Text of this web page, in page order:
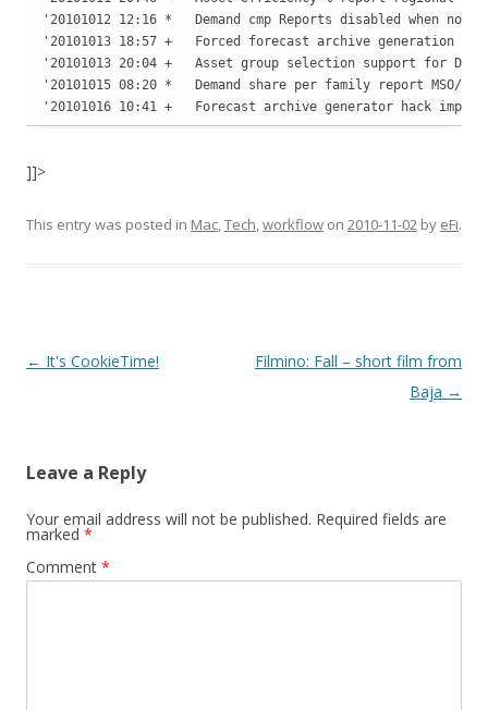
'20101012 12:16 *   Demand cmp Reports disabled when no SF
'20101013 18:57 +   Forced forecast archive
'20101013 20:04 +   Asset group selection support for
'20101015 08:20 *   Demand share per family report MSO/
'20101016 10:41 +   Forecast archive generator hack
]]>
This entry was posted in Mac,Tech,workflow on 2010-11-02 by eFi.
Post
← It's CookieTime!
Filmino: Fall – short film from
Baja →
Leave a Reply
Your email address will not be published. Required fields are
marked *
Comment *